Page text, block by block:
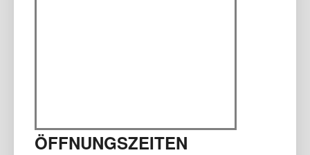
ÖFFNUNGSZEITEN